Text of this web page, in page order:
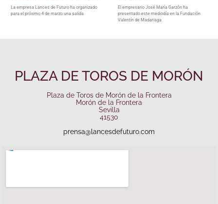
La empresa Lances de Futuro ha organizado
para el próximo 4 de marzo una salida
El empresario José María Garzón ha
presentado este mediodía en la Fundación
Valentín de Madariaga
PLAZA DE TOROS DE MORÓN
Plaza de Toros de Morón de la Frontera
Morón de la Frontera
Sevilla
41530
prensa@lancesdefuturo.com